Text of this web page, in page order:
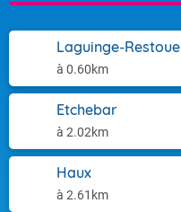
Laguinge-Restoue
à 0.60km
Etchebar
à 2.02km
Haux
à 2.61km